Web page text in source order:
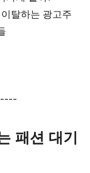
탈하는 광고주
패션 대기